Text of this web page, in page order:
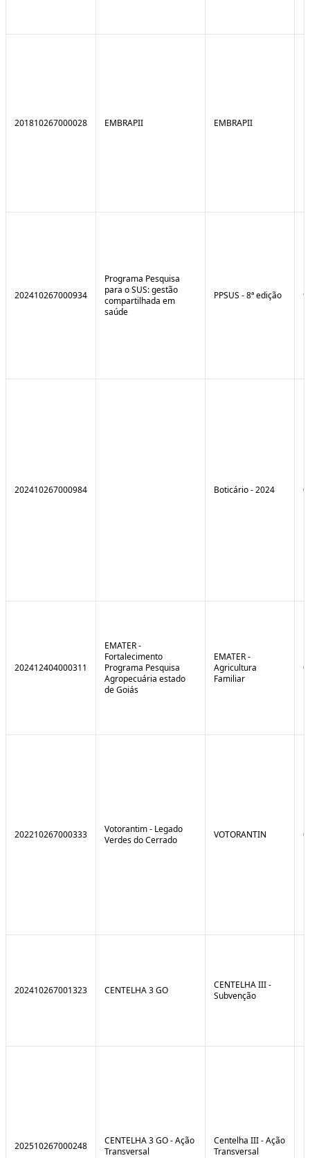
201810267000028 EMBRAPII EMBRAPII
202410267000934
Programa Pesquisa
para o SUS: gestão
compartilhada em
saúde
PPSUS - 8ª edição
202410267000984 Boticário - 2024
202412404000311
EMATER -
Fortalecimento
Programa Pesquisa
Agropecuária estado
de Goiás
EMATER -
Agricultura
Familiar
202210267000333
Votorantim - Legado
Verdes do Cerrado
VOTORANTIN
202410267001323 CENTELHA 3 GO
CENTELHA III -
Subvenção
202510267000248
CENTELHA 3 GO - Ação
Transversal
Centelha III - Ação
Transversal